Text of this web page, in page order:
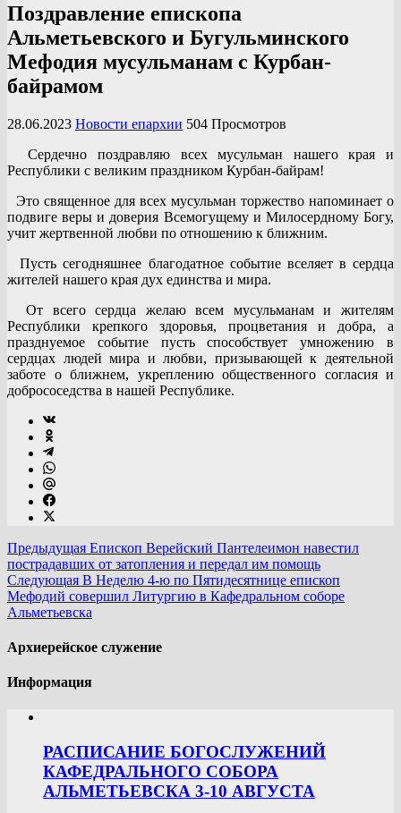
Поздравление епископа
Альметьевского и Бугульминского
Мефодия мусульманам с Курбан-
байрамом
28.06.2023 Новости епархии 504 Просмотров
Сердечно поздравляю всех мусульман нашего края и
Республики с великим праздником Курбан-байрам!
Это священное для всех мусульман торжество напоминает о
подвиге веры и доверия Всемогущему и Милосердному Богу,
учит жертвенной любви по отношению к ближним.
Пусть сегодняшнее благодатное событие вселяет в сердца
жителей нашего края дух единства и мира.
От всего сердца желаю всем мусульманам и жителям
Республики крепкого здоровья, процветания и добра, а
празднуемое событие пусть способствует умножению в
сердцах людей мира и любви, призывающей к деятельной
заботе о ближнем, укреплению общественного согласия и
добрососедства в нашей Республике.
Предыдущая Епископ Верейский Пантелеимон навестил
пострадавших от затопления и передал им помощь
Следующая В Неделю 4-ю по Пятидесятнице епископ
Мефодий совершил Литургию в Кафедральном соборе
Альметьевска
Архиерейское служение
Информация
РАСПИСАНИЕ БОГОСЛУЖЕНИЙ
КАФЕДРАЛЬНОГО СОБОРА
АЛЬМЕТЬЕВСКА 3-10 АВГУСТА